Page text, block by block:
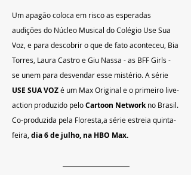
Um apagão coloca em risco as esperadas
audições do Núcleo Musical do Colégio Use Sua
Voz, e para descobrir o que de fato aconteceu, Bia
Torres, Laura Castro e Giu Nassa - as BFF Girls -
se unem para desvendar esse mistério. A série
USE SUA VOZ é um Max Original e o primeiro live-
action produzido pelo Cartoon Network no Brasil.
Co-produzida pela Floresta,a série estreia quinta-
feira, dia 6 de julho, na HBO Max.